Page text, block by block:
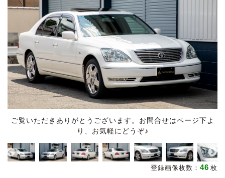
ご覧いただきありがとうございます。お問合せはページ下よ
り、お気軽にどうぞ♪
登録画像枚数： 46 枚